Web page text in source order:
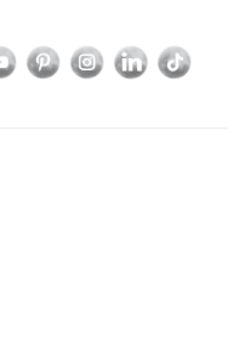
YouTubePinterestInstagram